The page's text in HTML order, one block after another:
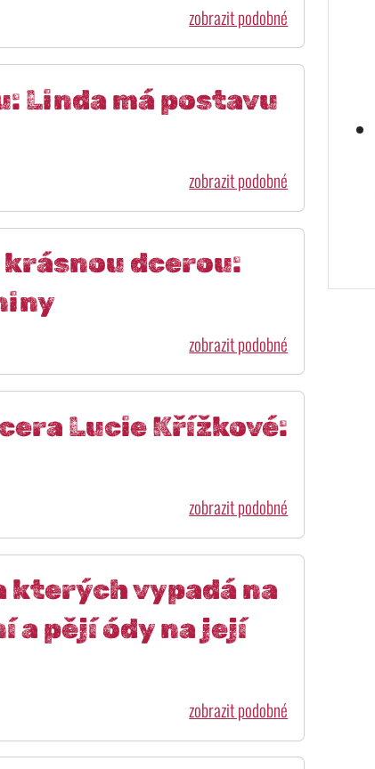
zobrazit podobné
Linda má postavu
zobrazit podobné
dcerou:
zobrazit podobné
Lucie Křížkové:
zobrazit podobné
kterých vypadá na
a pějí ódy na její
zobrazit podobné